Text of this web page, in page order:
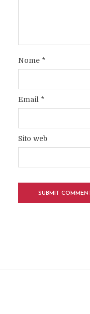
Nome *
Email *
Sito web